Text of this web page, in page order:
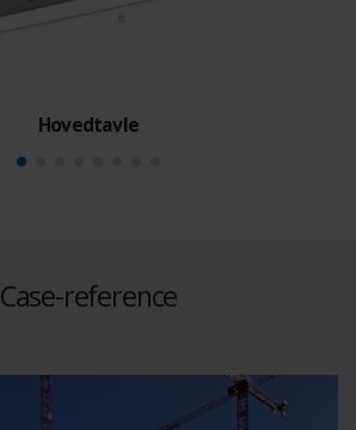
Hovedtavle
Case-reference